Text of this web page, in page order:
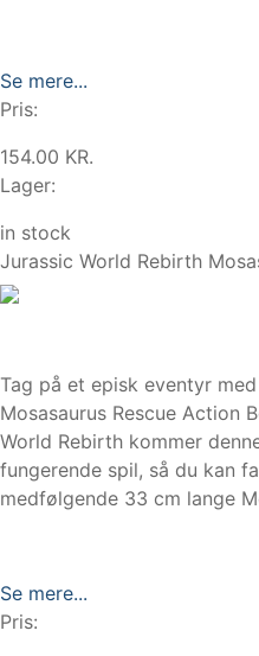
Se mere...
Pris:
154.00 KR.
Lager:
in stock
Jurassic World Rebirth
Tag på et episk eventyr
Mosasaurus Rescue Action
World Rebirth kommer
fungerende spil, så du kan
medfølgende 33 cm lange
Se mere...
Pris: